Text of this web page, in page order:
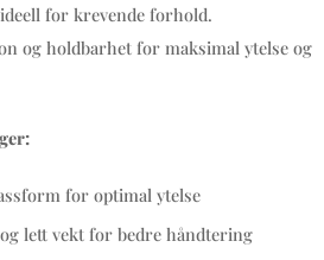
for krevende forhold.
og holdbarhet for maksimal ytelse og
for optimal ytelse
lett vekt for bedre håndtering